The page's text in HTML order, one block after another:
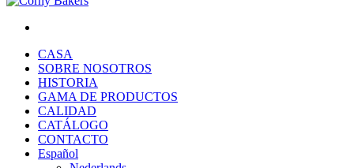
CASA
SOBRE NOSOTROS
HISTORIA
GAMA DE PRODUCTOS
CALIDAD
CATÁLOGO
CONTACTO
Español